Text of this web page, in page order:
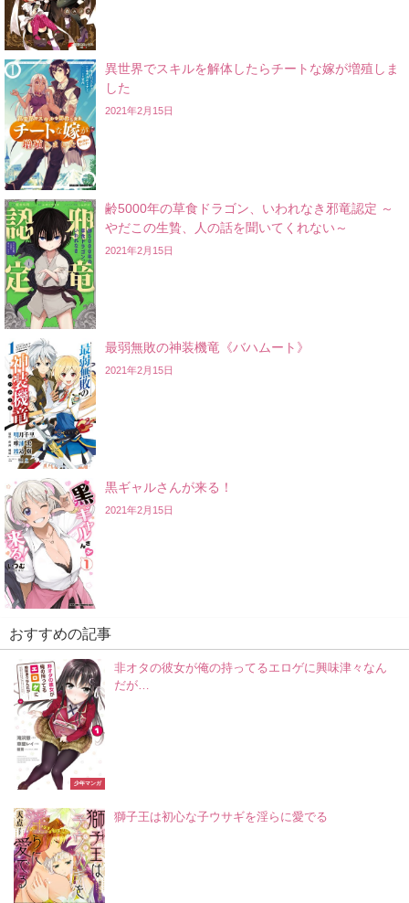
異世界でスキルを解体したらチートな嫁が増殖しま
した
2021年2月15日
齢5000年の草食ドラゴン、いわれなき邪竜認定 ～
やだこの生贄、人の話を聞いてくれない～
2021年2月15日
最弱無敗の神装機竜《バハムート》
2021年2月15日
黒ギャルさんが来る！
2021年2月15日
おすすめの記事
少年マンガ
非オタの彼女が俺の持ってるエロゲに興味津々なん
だが…
獅子王は初心な子ウサギを淫らに愛でる